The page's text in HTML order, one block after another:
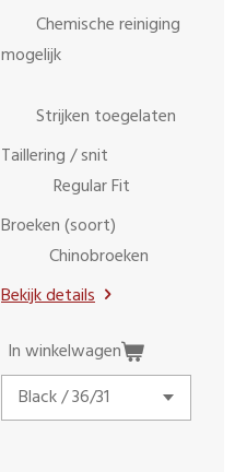
Chemische reiniging
mogelijk
Strijken toegelaten
Taillering / snit
Regular Fit
Broeken (soort)
Chinobroeken
Bekijk details
In winkelwagen